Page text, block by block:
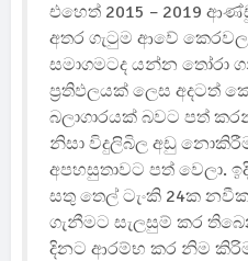
එහෙත් 2015 – 2019
අතර ගැටුම ආවේ
සමාගමටද යන්න තෝරා
ප්‍රතිඵලයක් ලෙස අදටත්
බලාගාරයක් බවට පත්
නිසා විදුලිබිල අඩු
අපහසුතාවට පත් වෙලා.
සතු තෙල් ටැංකි 24ක
ගැනීමට සැලසුම් කර
දිනට ආරම්භ කර නිම